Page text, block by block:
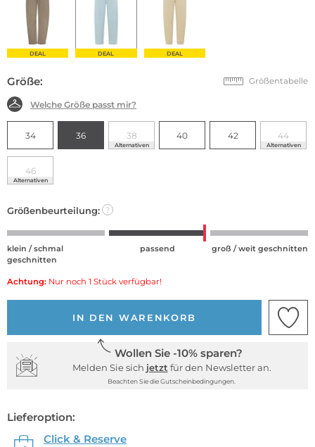
DEAL DEAL DEAL
Größe: Größentabelle
Welche Größe passt mir?
34 36 38
Alternativen
40 42 44
Alternativen
46
Alternativen
Größenbeurteilung: ?
klein / schmal
geschnitten
passend groß / weit geschnitten
Achtung: Nur noch 1 Stück verfügbar!
IN DEN WARENKORB
Wollen Sie -10% sparen?
Melden Sie sich jetzt für den Newsletter an.
Beachten Sie die Gutscheinbedingungen.
Lieferoption:
Click & Reserve